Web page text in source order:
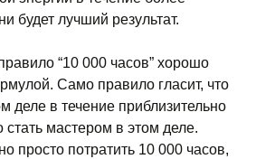
будет лучший результат.
“10 000 часов” хорошо
Само правило гласит, что
деле в течение приблизительно
мастером в этом деле.
просто потратить 10 000 часов,